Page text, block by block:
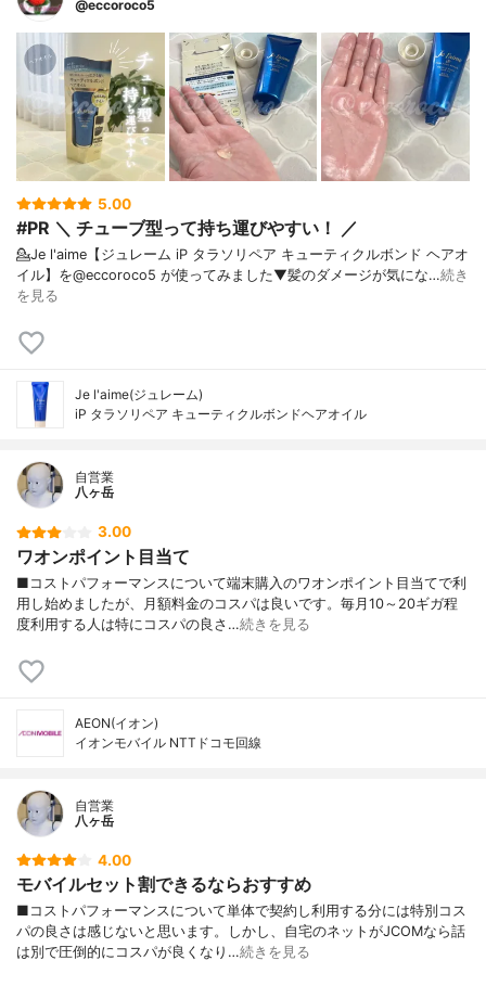
@eccoroco5
5.00
#PR ＼ チューブ型って持ち運びやすい！ ／
💁Je l'aime【ジュレーム iP タラソリペア キューティクルボンド ヘアオ
イル】を@eccoroco5 が使ってみました⁡⁡⁡⁡▼⁡髪のダメージが気にな…続き
を見る
Je l'aime(ジュレーム)
iP タラソリペア キューティクルボンドヘアオイル
自営業
八ヶ岳
3.00
ワオンポイント目当て
■コストパフォーマンスについて端末購入のワオンポイント目当てで利
用し始めましたが、月額料金のコスパは良いです。毎月10～20ギガ程
度利用する人は特にコスパの良さ…続きを見る
AEON(イオン)
イオンモバイル NTTドコモ回線
自営業
八ヶ岳
4.00
モバイルセット割できるならおすすめ
■コストパフォーマンスについて単体で契約し利用する分には特別コス
パの良さは感じないと思います。しかし、自宅のネットがJCOMなら話
は別で圧倒的にコスパが良くなり…続きを見る